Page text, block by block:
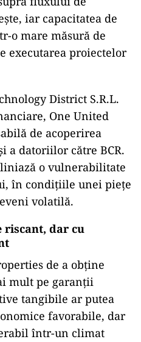
iar capacitatea de
o mare măsură de
executarea proiectelor
District S.R.L.
One United
de acoperirea
a datoriilor către BCR.
o vulnerabilitate
în condițiile unei piețe
volatilă.
riscant, dar cu
de a obține
mult pe garanții
tangibile ar putea
favorabile, dar
într-un climat